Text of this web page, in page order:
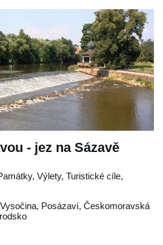
- jez na Sázavě
Výlety, Turistické cíle,
Vysočina, Posázaví, Českomoravská